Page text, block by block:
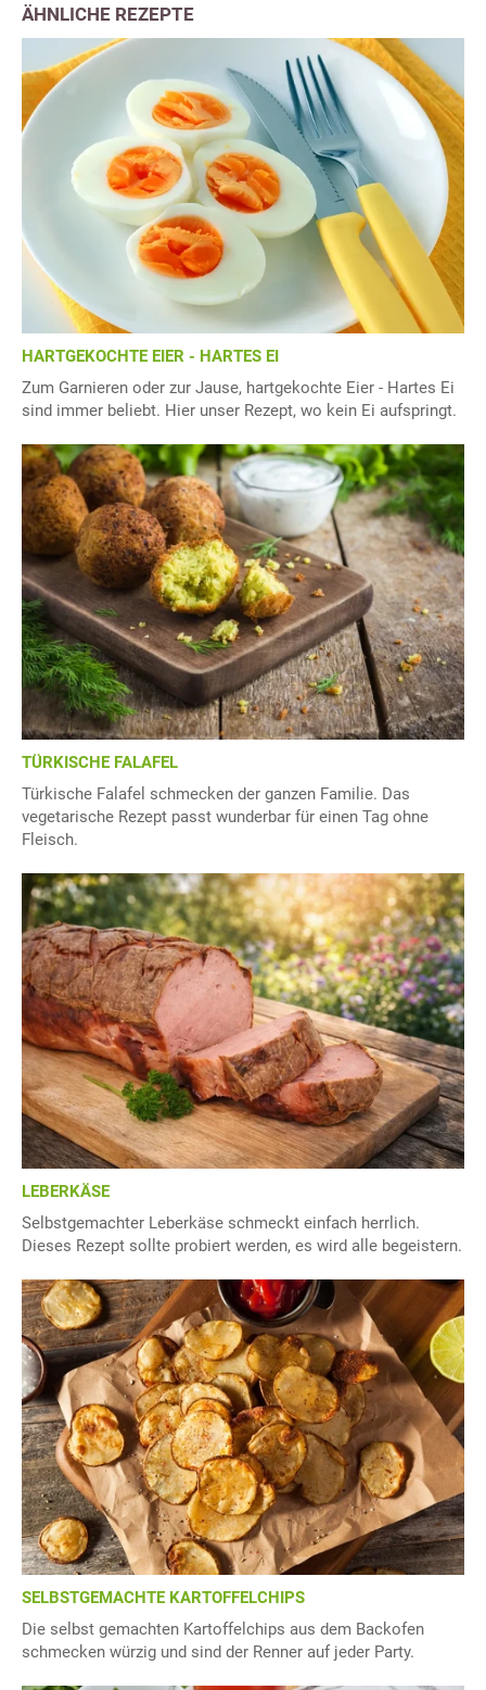
ÄHNLICHE REZEPTE
HARTGEKOCHTE EIER - HARTES EI
Zum Garnieren oder zur Jause, hartgekochte Eier - Hartes Ei
sind immer beliebt. Hier unser Rezept, wo kein Ei aufspringt.
TÜRKISCHE FALAFEL
Türkische Falafel schmecken der ganzen Familie. Das
vegetarische Rezept passt wunderbar für einen Tag ohne
Fleisch.
LEBERKÄSE
Selbstgemachter Leberkäse schmeckt einfach herrlich.
Dieses Rezept sollte probiert werden, es wird alle begeistern.
SELBSTGEMACHTE KARTOFFELCHIPS
Die selbst gemachten Kartoffelchips aus dem Backofen
schmecken würzig und sind der Renner auf jeder Party.